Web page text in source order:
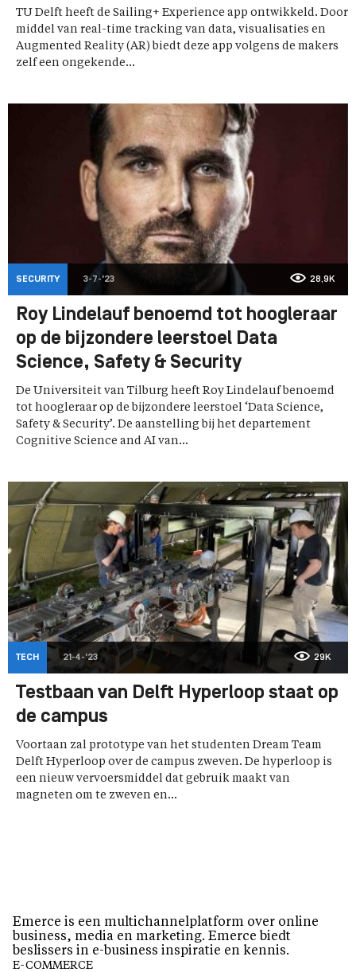
TU Delft heeft de Sailing+ Experience app ontwikkeld. Door
middel van real-time tracking van data, visualisaties en
Augmented Reality (AR) biedt deze app volgens de makers
zelf een ongekende...
SECURITY 3-7-'23 28,9K
Roy Lindelauf benoemd tot hoogleraar
op de bijzondere leerstoel Data
Science, Safety & Security
De Universiteit van Tilburg heeft Roy Lindelauf benoemd
tot hoogleraar op de bijzondere leerstoel ‘Data Science,
Safety & Security’. De aanstelling bij het departement
Cognitive Science and AI van...
TECH 21-4-'23 29K
Testbaan van Delft Hyperloop staat op
de campus
Voortaan zal prototype van het studenten Dream Team
Delft Hyperloop over de campus zweven. De hyperloop is
een nieuw vervoersmiddel dat gebruik maakt van
magneten om te zweven en...
Emerce is een multichannelplatform over online
business, media en marketing. Emerce biedt
beslissers in e-business inspiratie en kennis.
E-COMMERCE